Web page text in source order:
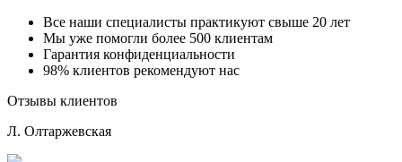
Все наши специалисты практикуют свыше 20 лет
Мы уже помогли более 500 клиентам
Гарантия конфиденциальности
98% клиентов рекомендуют нас
Отзывы клиентов
Л. Олтаржевская